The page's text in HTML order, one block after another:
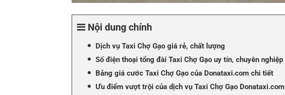
Nội dung chính
Dịch vụ Taxi Chợ Gạo giá rẻ, chất lượng
Số điện thoại tổng đài Taxi Chợ Gạo uy tín, chuyên nghiệp
Bảng giá cước Taxi Chợ Gạo của Donataxi.com chi tiết
Ưu điểm vượt trội của dịch vụ Taxi Chợ Gạo Donataxi.com